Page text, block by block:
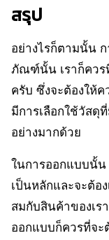
สรุป
อย่างไรก็ตามนั้น
ภัณฑ์นั้น เราก็ควร
ครับ ซึ่งจะต้องให้
มีการเลือกใช้วัสดุ
อย่างมากด้วย
ในการออกแบบนั้น
เป็นหลักและจะต้อ
สมกับสินค้าของเร
ออกแบบก็ควรที่จะ